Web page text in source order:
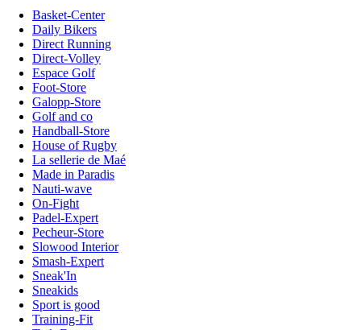
Basket-Center
Daily Bikers
Direct Running
Direct-Volley
Espace Golf
Foot-Store
Galopp-Store
Golf and co
Handball-Store
House of Rugby
La sellerie de Maé
Made in Paradis
Nauti-wave
On-Fight
Padel-Expert
Pecheur-Store
Slowood Interior
Smash-Expert
Sneak'In
Sneakids
Sport is good
Training-Fit